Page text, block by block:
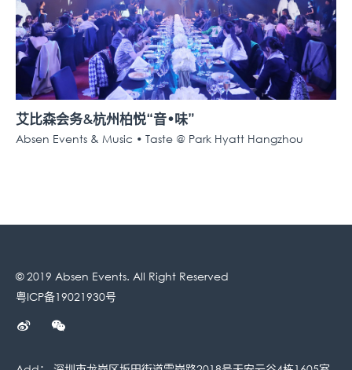
艾比森会务&杭州柏悦“音•味”
Absen Events & Music • Taste @ Park Hyatt Hangzhou
© 2019 Absen Events. All Right Reserved
粤ICP备19021930号